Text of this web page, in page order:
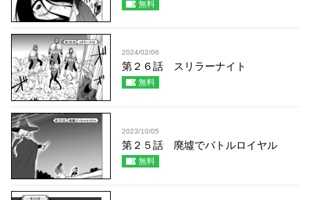
無料
2024/02/06
第２６話 スリラーナイト
無料
2023/10/05
第２５話 廃墟でバトルロイヤル
無料